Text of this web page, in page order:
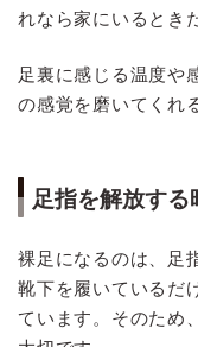
れなら家にいるとき
足裏に感じる温度や
の感覚を磨いてくれ
足指を解放する
裸足になるのは、足
靴下を履いているだ
ています。そのため